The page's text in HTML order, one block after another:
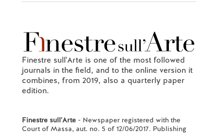
Finestre sull'Arte is one of the most followed
journals in the field, and to the online version it
combines, from 2019, also a quarterly paper
edition.
Finestre sull'Arte- Newspaper registered with the
Court of Massa, aut. no. 5 of 12/06/2017. Publishing